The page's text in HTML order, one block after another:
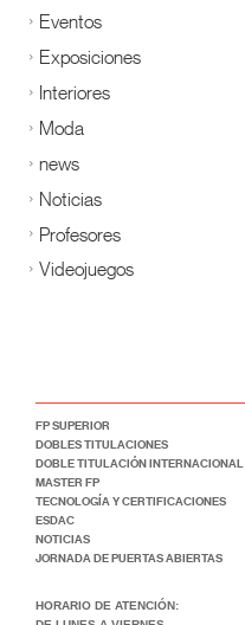
Eventos
Exposiciones
Interiores
Moda
news
Noticias
Profesores
Videojuegos
FP SUPERIOR
DOBLES TITULACIONES
DOBLE TITULACIÓN INTERNACIONAL
MASTER FP
TECNOLOGÍA Y CERTIFICACIONES
ESDAC
NOTICIAS
JORNADA DE PUERTAS ABIERTAS
HORARIO DE ATENCIÓN: